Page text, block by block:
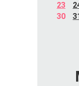
23
30